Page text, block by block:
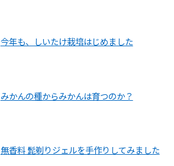
今年も、しいたけ栽培はじめました
みかんの種からみかんは育つのか？
無香料 髭剃りジェルを手作りしてみました